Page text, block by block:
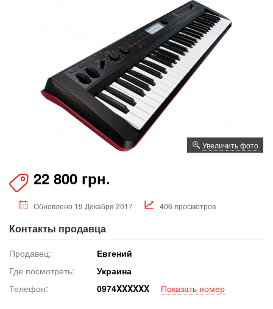
Увеличить фото
22 800 грн.
Обновлено 19 Декабря 2017 406 просмотров
Контакты продавца
Продавец:
Евгений
Где посмотреть:
Украина
Телефон:
0974XXXXXX Показать номер